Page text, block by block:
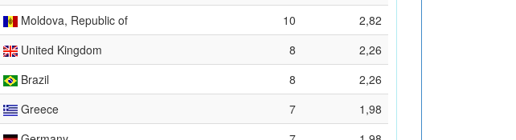
Moldova, Republic of
10
2,82
United Kingdom
8
2,26
Brazil
8
2,26
Greece
7
1,98